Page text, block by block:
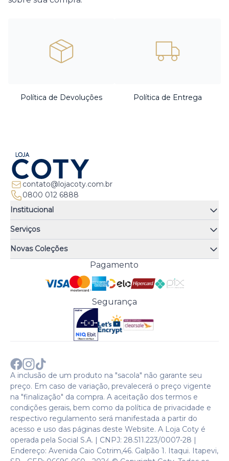
Política de Devoluções Política de Entrega
contato@lojacoty.com.br
0800 012 6888
Institucional
Quem somos
Quiz de fragrâncias
Trocas e Devoluções
Troque Fácil
Perguntas Frequentes
Política de Pagamento
Política de Entrega
Política de Privacidade
Comprar com CNPJ?
Sobre a COTY no mundo
Serviços
Atendimento
Meus Pedidos
Trabalhe Conosco
Preferências de Cookies
Novas Coleções
Cenoura & Bronze
Pagamento
Segurança
A inclusão de um produto na "sacola" não garante seu
preço. Em caso de variação, prevalecerá o preço vigente
na "finalização" da compra. A aceitação dos termos e
condições gerais, bem como da política de privacidade e
respectivo regulamento será manifestada a partir do
acesso e uso das páginas deste Website. A Loja Coty é
operada pela Social S.A. | CNPJ: 28.511.223/0007-28 |
Endereço: Avenida Caio Cotrim,46. Galpão 1. Itaqui. Itapevi,